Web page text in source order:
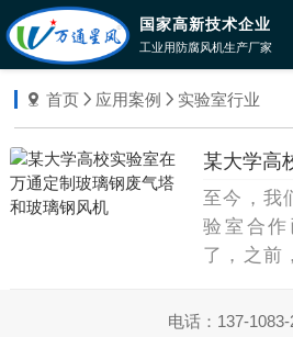
国家高新技术企业
工业用防腐风机生产厂家
首页 应用案例 实验室行业
至今，我
验室合作
了，之前
万通玻璃
电话： 137-